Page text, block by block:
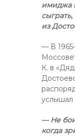
имиджа
из
— В
К. в
услышал
— Не
когда